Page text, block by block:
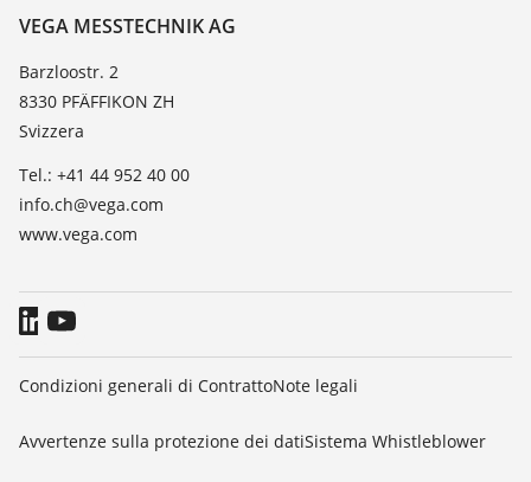
Lista resistenza
TeamViewer
Contatto
Novità
Stampa
Blog
VEGA MESSTECHNIK AG
Barzloostr. 2
8330 PFÄFFIKON ZH
Svizzera
Tel.: +41 44 952 40 00
info.ch@vega.com
www.vega.com
Condizioni generali di ContrattoNote legali
Avvertenze sulla protezione dei datiSistema Whistleblower